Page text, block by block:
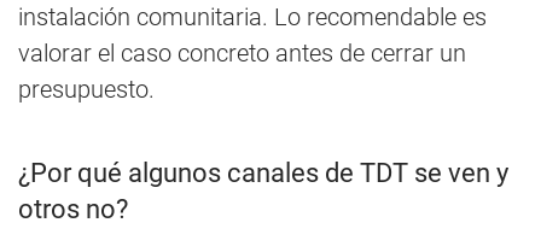
instalación comunitaria. Lo recomendable es
valorar el caso concreto antes de cerrar un
presupuesto.
¿Por qué algunos canales de TDT se ven y
otros no?